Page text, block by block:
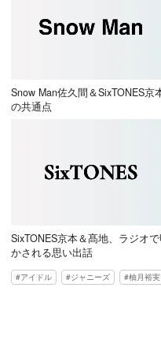
Snow Man佐久間＆SixTONES京
の共通点
SixTONES京本＆髙地、ラジオ
かされる思い出話
アイドル ジャニーズ 柚月裕実